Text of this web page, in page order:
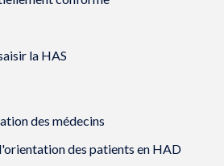
ê
r
)
t
e
ê
)
la HAS
des médecins
des patients en HAD